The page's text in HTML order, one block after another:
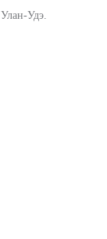
Удэ.